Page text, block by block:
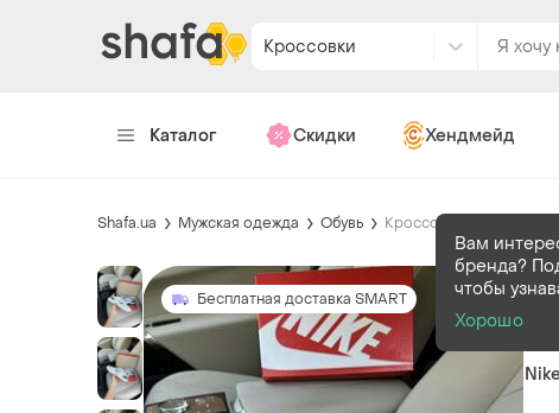
Кроссовки
Каталог Скидки Хендмейд
Shafa.ua Мужская одежда Обувь Кроссовки
Бесплатная доставка SMART
В
Вам
бренда?
чтобы
Хорошо